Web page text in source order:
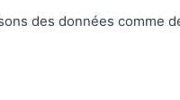
des données comme